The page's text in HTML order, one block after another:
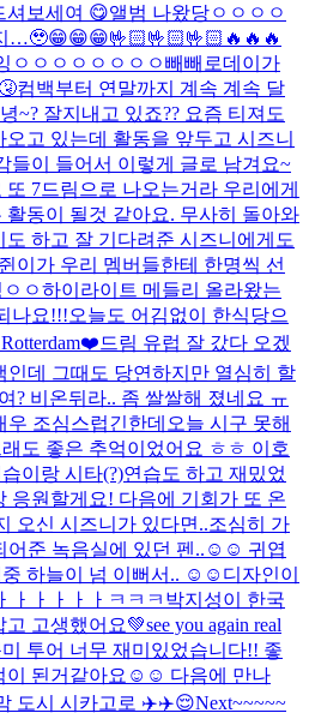
셔보세여 😋앨범 나왔당ㅇㅇㅇㅇ
…🥹😁😁😁🤟🏻🤟🏻🤟🏻🔥🔥🔥
ㅇㅇㅇㅇㅇㅇㅇㅇ빼빼로데이가
컴백부터 연말까지 계속 계속 달
~? 잘지내고 있죠?? 요즘 티져도
고 있는데 활동을 앞두고 시즈니
들이 들어서 이렇게 글로 남겨요~
7드림으로 나오는거라 우리에게
동이 될것 같아요. 무사히 돌아와
하고 잘 기다려준 시즈니에게도
이가 우리 멤버들한테 한명씩 선
ㅇ하이라이트 메들리 올라왔는
나요!!!오늘도 어김없이 한식당으
Rotterdam❤️드림 유럽 잘 갔다 오겠
데 그때도 당연하지만 열심히 할
? 비온뒤라.. 좀 쌀쌀해 졌네요 ㅠ
조심스럽긴한데 오늘 시구 못해
도 좋은 추억이었어요 ㅎㅎ 이호
이랑 시타(?)연습도 하고 재밌었
응원할게요! 다음에 기회가 또 온
오신 시즈니가 있다면..조심히 가
어준 녹음실에 있던 펜..☺️☺️ 귀엽
중 하늘이 넘 이뻐서.. ☺️☺️ 디자인이
ㅏㅏㅏㅏㅏㅋㅋㅋ 박지성이 한국
고생했어요💚see you again real
투어 너무 재미있었습니다!! 좋
이 된거같아요☺️☺️ 다음에 만나
도시 시카고로 ✈️✈️😌Next~~~~~